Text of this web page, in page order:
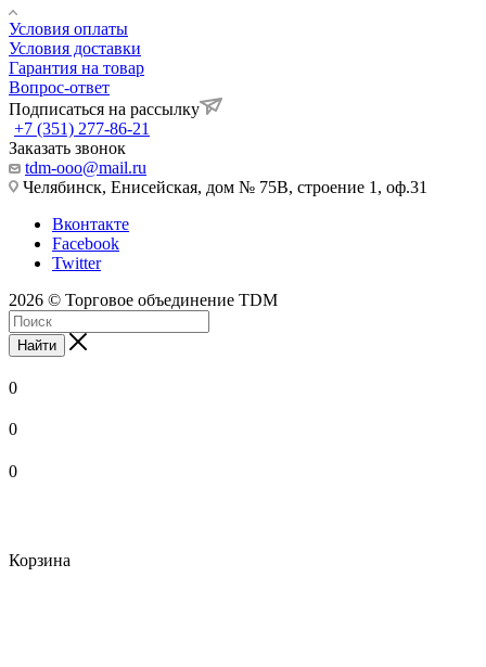
Условия оплаты
Условия доставки
Гарантия на товар
Вопрос-ответ
Подписаться на рассылку
+7 (351) 277-86-21
Заказать звонок
tdm-ooo@mail.ru
Челябинск, Енисейская, дом № 75В, строение 1, оф.31
Вконтакте
Facebook
Twitter
2026 © Торговое объединение TDM
Найти
0
0
0
Корзина